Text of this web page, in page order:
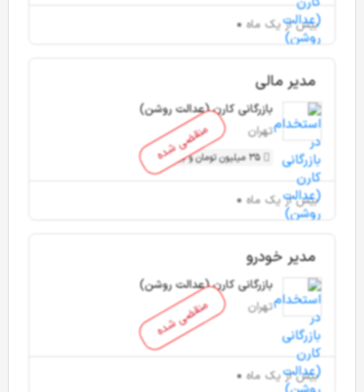
بیش از یک ماه
منقضی شده
مدیر مالی
بازرگانی کارن (عدالت روشن)
تهران
35 میلیون تومان و بیشتر
بیش از یک ماه
منقضی شده
مدیر خودرو
بازرگانی کارن (عدالت روشن)
تهران
بیش از یک ماه